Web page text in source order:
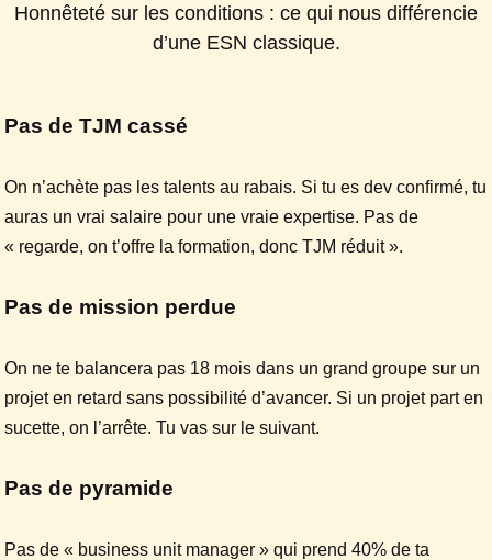
Honnêteté sur les conditions : ce qui nous différencie
d’une ESN classique.
Pas de TJM cassé
On n’achète pas les talents au rabais. Si tu es dev confirmé, tu
auras un vrai salaire pour une vraie expertise. Pas de
« regarde, on t’offre la formation, donc TJM réduit ».
Pas de mission perdue
On ne te balancera pas 18 mois dans un grand groupe sur un
projet en retard sans possibilité d’avancer. Si un projet part en
sucette, on l’arrête. Tu vas sur le suivant.
Pas de pyramide
Pas de « business unit manager » qui prend 40% de ta